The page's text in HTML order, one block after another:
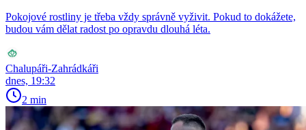
Pokojové rostliny je třeba vždy správně vyživit. Pokud to dokážete,
budou vám dělat radost po opravdu dlouhá léta.
Chalupáři-Zahrádkáři
dnes, 19:32
2 min